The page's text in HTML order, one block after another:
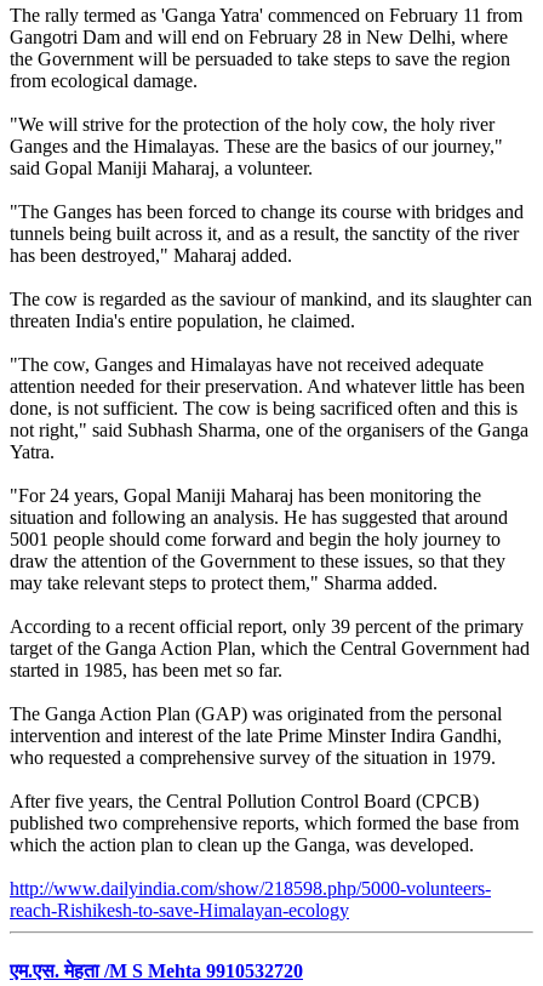
The rally termed as 'Ganga Yatra' commenced on February 11 from
Gangotri Dam and will end on February 28 in New Delhi, where
the Government will be persuaded to take steps to save the region
from ecological damage.
"We will strive for the protection of the holy cow, the holy river
Ganges and the Himalayas. These are the basics of our journey,"
said Gopal Maniji Maharaj, a volunteer.
"The Ganges has been forced to change its course with bridges and
tunnels being built across it, and as a result, the sanctity of the river
has been destroyed," Maharaj added.
The cow is regarded as the saviour of mankind, and its slaughter can
threaten India's entire population, he claimed.
"The cow, Ganges and Himalayas have not received adequate
attention needed for their preservation. And whatever little has been
done, is not sufficient. The cow is being sacrificed often and this is
not right," said Subhash Sharma, one of the organisers of the Ganga
Yatra.
"For 24 years, Gopal Maniji Maharaj has been monitoring the
situation and following an analysis. He has suggested that around
5001 people should come forward and begin the holy journey to
draw the attention of the Government to these issues, so that they
may take relevant steps to protect them," Sharma added.
According to a recent official report, only 39 percent of the primary
target of the Ganga Action Plan, which the Central Government had
started in 1985, has been met so far.
The Ganga Action Plan (GAP) was originated from the personal
intervention and interest of the late Prime Minster Indira Gandhi,
who requested a comprehensive survey of the situation in 1979.
After five years, the Central Pollution Control Board (CPCB)
published two comprehensive reports, which formed the base from
which the action plan to clean up the Ganga, was developed.
http://www.dailyindia.com/show/218598.php/5000-volunteers-
reach-Rishikesh-to-save-Himalayan-ecology
एम.एस. मेहता /M S Mehta 9910532720